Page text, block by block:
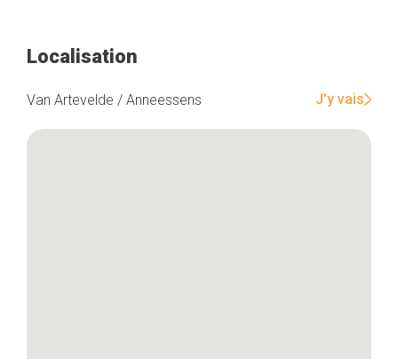
Localisation
Van Artevelde / Anneessens J'y vais